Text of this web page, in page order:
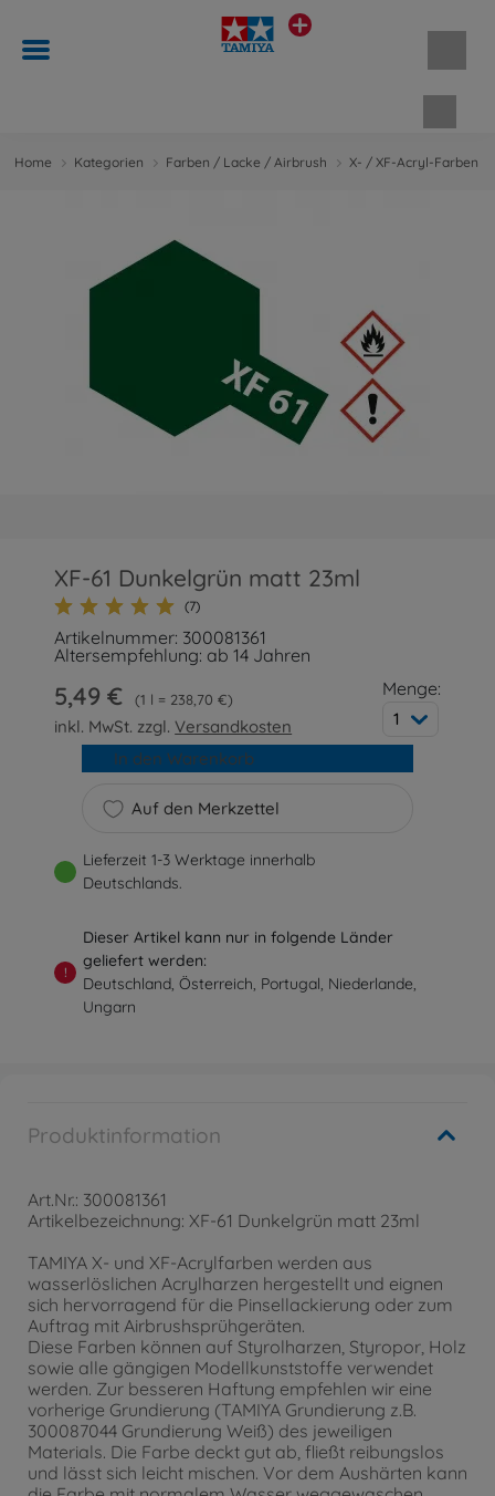
Home Kategorien Farben / Lacke / Airbrush X- / XF-Acryl-Farben
XF-61 Dunkelgrün matt 23ml
(7)
Artikelnummer: 300081361
Altersempfehlung: ab 14 Jahren
5,49 € 1 l = 238,70 €
inkl. MwSt. zzgl.Versandkosten
Menge:
1
Auf den Merkzettel
In den Warenkorb
Lieferzeit 1-3 Werktage innerhalb
Deutschlands.
!
Dieser Artikel kann nur in folgende Länder
geliefert werden:
Deutschland, Österreich, Portugal, Niederlande,
Ungarn
Produktinformation
Art.Nr.: 300081361
Artikelbezeichnung: XF-61 Dunkelgrün matt 23ml
TAMIYA X- und XF-Acrylfarben werden aus
wasserlöslichen Acrylharzen hergestellt und eignen
sich hervorragend für die Pinsellackierung oder zum
Auftrag mit Airbrushsprühgeräten.
Diese Farben können auf Styrolharzen, Styropor, Holz
sowie alle gängigen Modellkunststoffe verwendet
werden. Zur besseren Haftung empfehlen wir eine
vorherige Grundierung (TAMIYA Grundierung z.B.
300087044 Grundierung Weiß) des jeweiligen
Materials. Die Farbe deckt gut ab, fließt reibungslos
und lässt sich leicht mischen. Vor dem Aushärten kann